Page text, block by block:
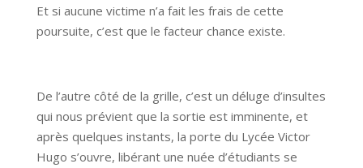
Et si aucune victime n’a fait les frais de cette
poursuite, c’est que le facteur chance existe.
De l’autre côté de la grille, c’est un déluge d’insultes
qui nous prévient que la sortie est imminente, et
après quelques instants, la porte du Lycée Victor
Hugo s’ouvre, libérant une nuée d’étudiants se